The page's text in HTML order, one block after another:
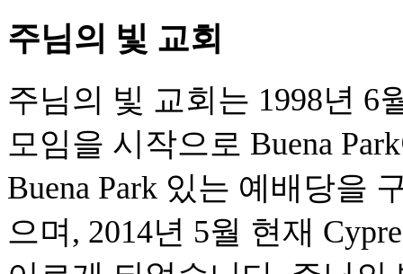
주님의 빛 교회
주님의 빛 교회는 1998년 6
모임을 시작으로 Buena
Buena Park 있는 예배당을
으며, 2014년 5월 현재